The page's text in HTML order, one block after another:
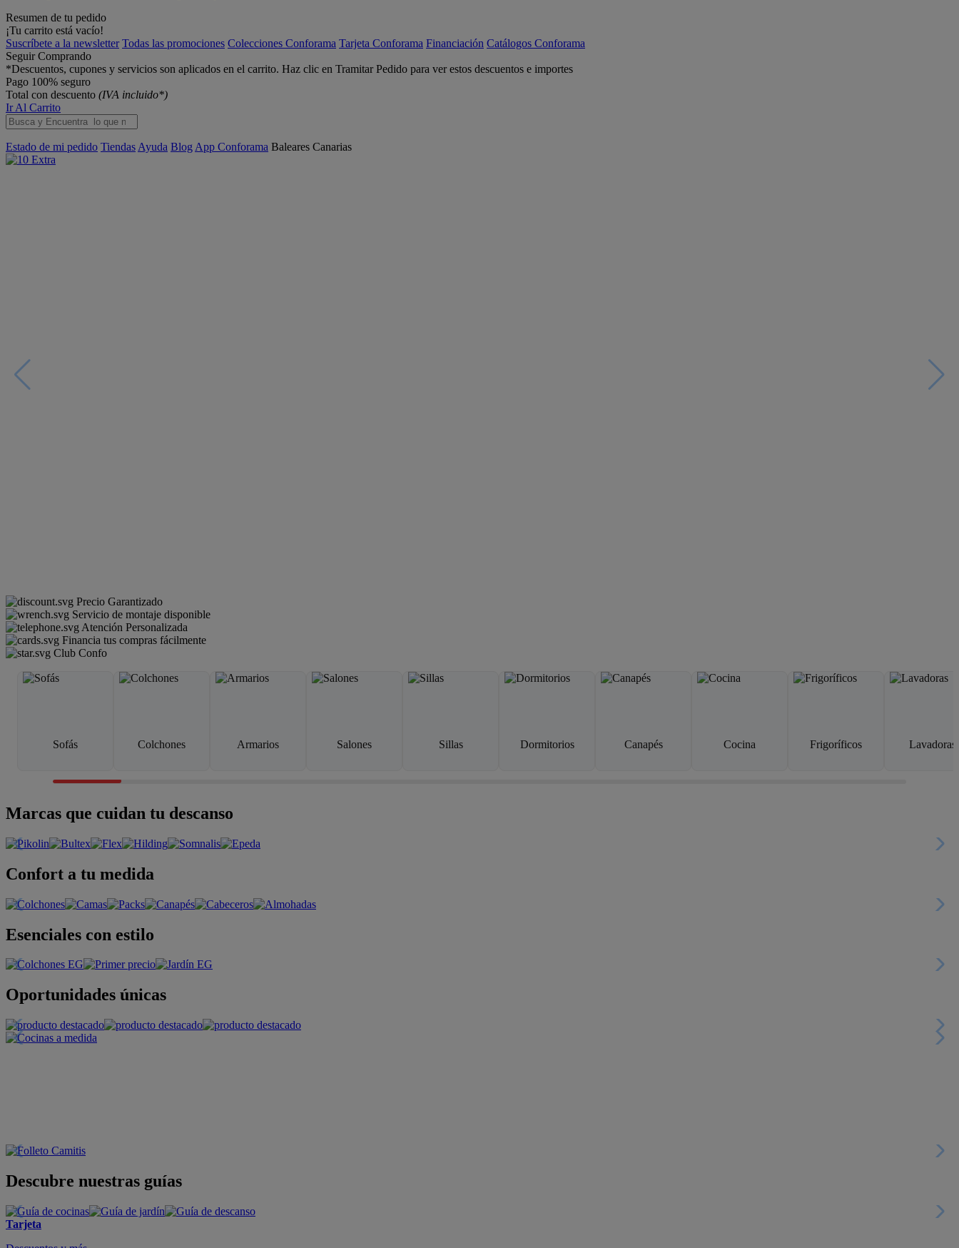
Resumen de tu pedido
¡Tu carrito está vacío!
Suscríbete a la newsletter Todas las promociones Colecciones Conforama Tarjeta Conforama Financiación Catálogos Conforama
Seguir Comprando
*Descuentos, cupones y servicios son aplicados en el carrito. Haz clic en Tramitar Pedido para ver estos descuentos e importes
Pago 100% seguro
Total con descuento (IVA incluido*)
Ir Al Carrito
Estado de mi pedido Tiendas Ayuda Blog App Conforama Baleares Canarias
Precio Garantizado
Servicio de montaje disponible
Atención Personalizada
Financia tus compras fácilmente
Club Confo
Sofás Colchones Armarios Salones Sillas Dormitorios Canapés Cocina Frigoríficos Lavadoras
Marcas que cuidan tu descanso
Confort a tu medida
Esenciales con estilo
Oportunidades únicas
Descubre nuestras guías
Tarjeta